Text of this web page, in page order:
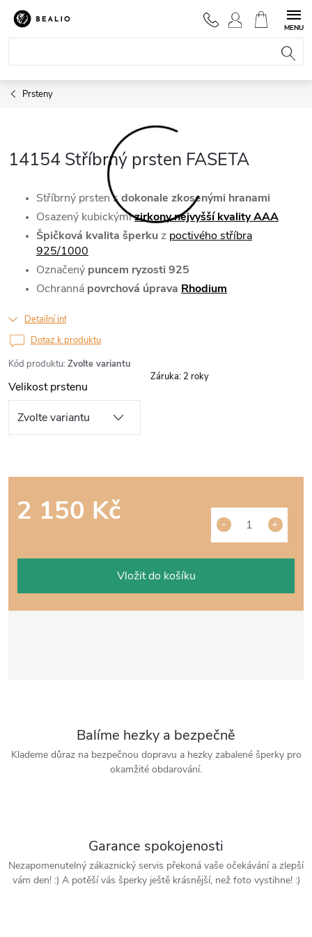
Přejít
obsah
NÁKUPNÍ
KOŠÍK
Prsteny
14154 Stříbrný prsten FASETA
Kód produktu: Zvolte variantu
Stříbrný prsten sdokonale zkosenými hranami
Osazený kubickýmizirkony nejvyšší kvality AAA
Špičková kvalita šperkuz poctivého stříbra
925/1000
Označený puncem ryzosti 925
Ochranná povrchová úprava Rhodium
Detailní informace
Velikost prstenu
2 150 Kč
Vložit do košíku
Dotaz k produktu
Záruka: 2 roky
Balíme hezky a bezpečně
Klademe důraz na bezpečnou dopravu a hezky zabalené šperky pro
okamžité obdarování.
Garance spokojenosti
Nezapomenutelný zákaznický servis překoná vaše očekávání a zlepší
vám den! :) A potěší vás šperky ještě krásnější, než foto vystihne! :)